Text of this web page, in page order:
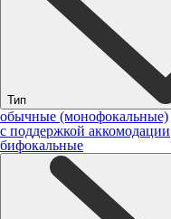
Тип
обычные (монофокальные)
с поддержкой аккомодации
бифокальные